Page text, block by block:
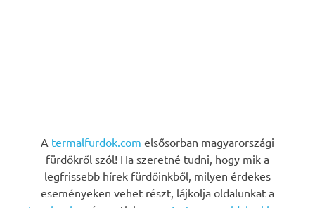
A termalfurdok.com elsősorban magyarországi
fürdőkről szól! Ha szeretné tudni, hogy mik a
legfrissebb hírek fürdőinkből, milyen érdekes
eseményeken vehet részt, lájkolja oldalunkat a